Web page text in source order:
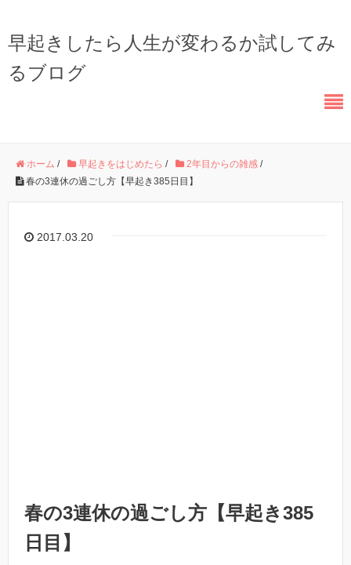
早起きしたら人生が変わるか試してみ
るブログ
ホーム / 早起きをはじめたら / 2年目からの雑感 /
春の3連休の過ごし方【早起き385日目】
2017.03.20
春の3連休の過ごし方【早起き385
日目】